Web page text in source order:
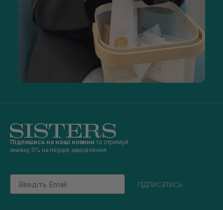
Підпишись на наші новини та отримуй
знижку 5% на перше замовлення
Email
підписатись